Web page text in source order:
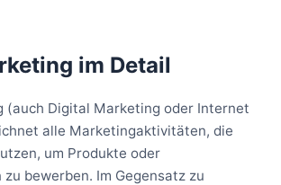
im Detail
(auch Digital Marketing oder Internet
alle Marketingaktivitäten, die
um Produkte oder
bewerben. Im Gegensatz zu